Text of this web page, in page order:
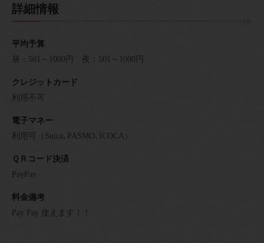
詳細情報
平均予算
昼：501～1000円 夜：501～1000円
クレジットカード
利用不可
電子マネー
利用可（Suica､PASMO､ICOCA）
ＱＲコード決済
PayPay
料金備考
Pay Pay 使えます！！